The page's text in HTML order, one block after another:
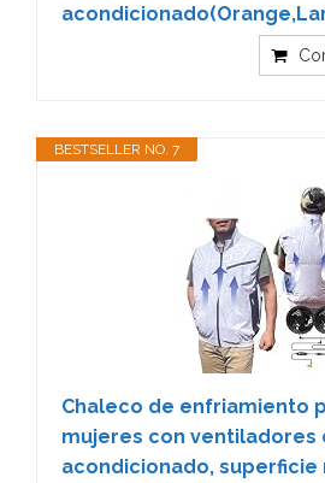
BESTSELLER NO. 7
Chaleco de enfriamiento
mujeres con ventiladores
acondicionado,